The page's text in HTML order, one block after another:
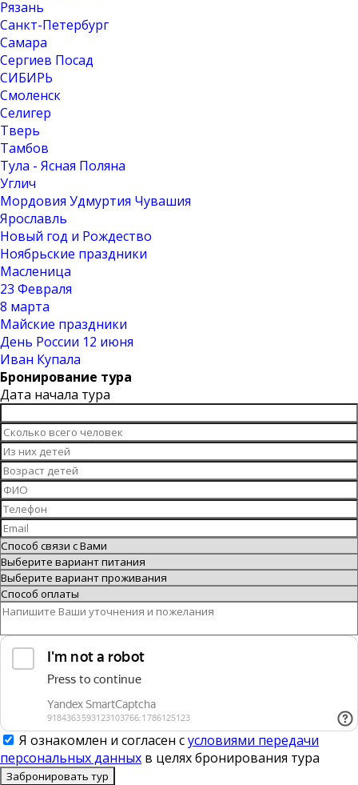
Рязань
Санкт-Петербург
Самара
Сергиев Посад
СИБИРЬ
Смоленск
Селигер
Тверь
Тамбов
Тула - Ясная Поляна
Углич
Мордовия Удмуртия Чувашия
Ярославль
Новый год и Рождество
Ноябрьские праздники
Масленица
23 Февраля
8 марта
Майские праздники
День России 12 июня
Иван Купала
Бронирование тура
Дата начала тура
Я ознакомлен и согласен сусловиями передачи
персональных данных в целях бронирования тура
Забронировать тур